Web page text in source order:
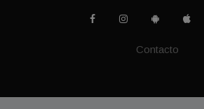
Contacto